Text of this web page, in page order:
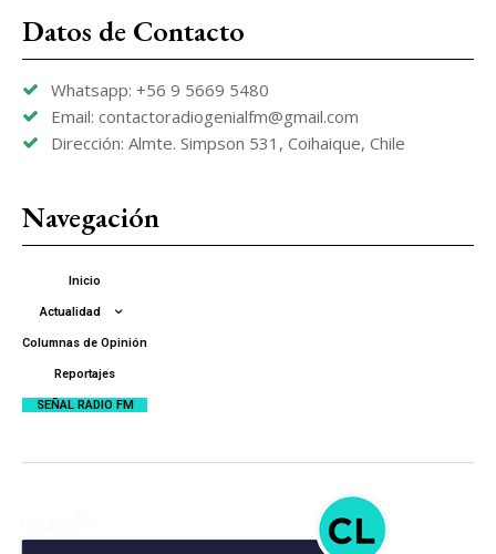
Datos de Contacto
Whatsapp: +56 9 5669 5480
Email: contactoradiogenialfm@gmail.com
Dirección: Almte. Simpson 531, Coihaique, Chile
Navegación
Inicio
Actualidad
Columnas de Opinión
Reportajes
SEÑAL RADIO FM